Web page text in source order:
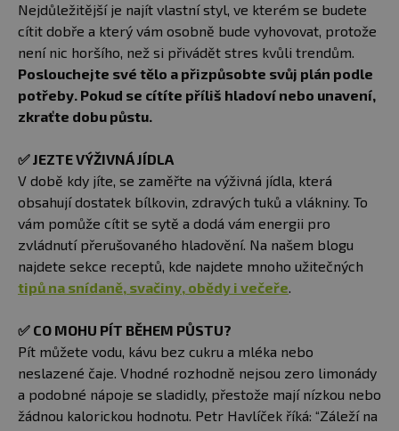
Nejdůležitější je najít vlastní styl, ve kterém se budete
cítit dobře a který vám osobně bude vyhovovat, protože
není nic horšího, než si přivádět stres kvůli trendům.
Poslouchejte své tělo a přizpůsobte svůj plán podle
potřeby. Pokud se cítíte příliš hladoví nebo unavení,
zkraťte dobu půstu.
✅JEZTE VÝŽIVNÁ JÍDLA
V době kdy jíte, se zaměřte na výživná jídla, která
obsahují dostatek bílkovin, zdravých tuků a vlákniny. To
vám pomůže cítit se sytě a dodá vám energii pro
zvládnutí přerušovaného hladovění. Na našem blogu
najdete sekce receptů, kde najdete mnoho užitečných
tipů na snídaně, svačiny, obědy i večeře.
✅ CO MOHU PÍT BĚHEM PŮSTU?
Pít můžete vodu, kávu bez cukru a mléka nebo
neslazené čaje. Vhodné rozhodně nejsou zero limonády
a podobné nápoje se sladidly, přestože mají nízkou nebo
žádnou kalorickou hodnotu. Petr Havlíček říká: “Záleží na